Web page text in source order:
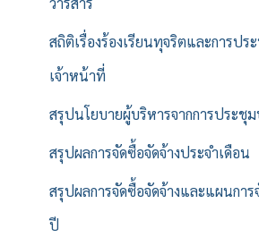
สถิติเรื่องร้องเรียนทุจริตและการป
เจ้าหน้าที่
สรุปนโยบายผู้บริหารจากการประชุม
สรุปผลการจัดซื้อจัดจ้างประจำเดือน
สรุปผลการจัดซื้อจัดจ้างและแผนกา
ปี